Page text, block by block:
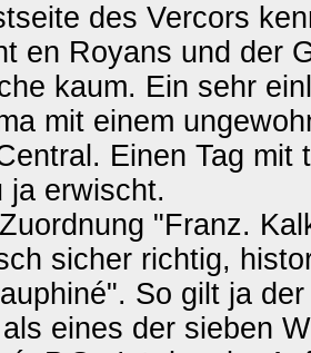
des Vercors
en Royans und der
kaum. Ein sehr
mit einem
Einen Tag mit
ja erwischt.
"Franz.
sicher richtig,
So gilt ja
eines der sieben